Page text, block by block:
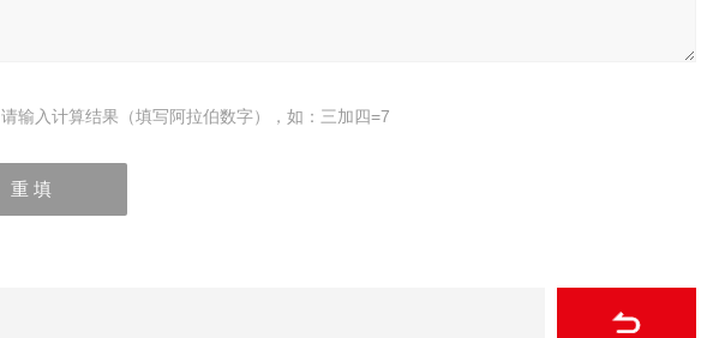
请输入计算结果（填写阿拉伯数字），如：三加四=7